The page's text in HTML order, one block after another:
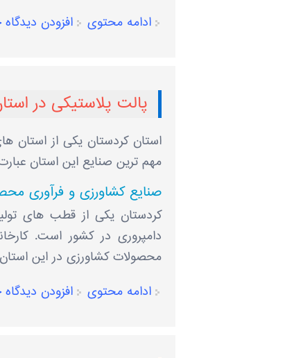
ادامه محتوی
افزودن
پالت پلاستیکی در
استان کردستان یکی از استان‌
مهم ‌ترین صنایع این استان
صنایع کشاورزی و فرآوری
کردستان یکی از قطب ‌های
دامپروری در کشور است.
محصولات کشاورزی در این
ادامه محتوی
افزودن